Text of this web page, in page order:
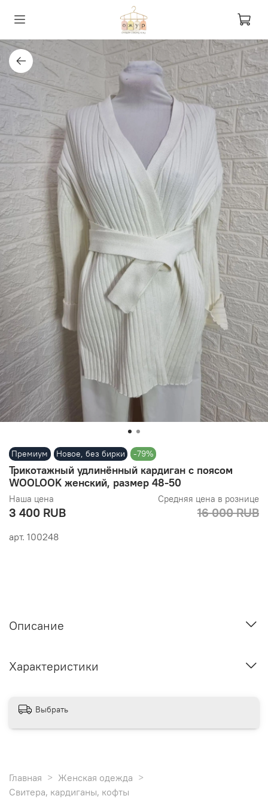
Премиум Новое, без бирки -79%
арт. 100248
Трикотажный удлинённый кардиган с поясом
WOOLOOK женский, размер 48-50
Наша цена
3 400 RUB
Средняя цена в рознице
16 000 RUB
Описание
Характеристики
Выбрать
Главная
Женская одежда
Свитера, кардиганы, кофты